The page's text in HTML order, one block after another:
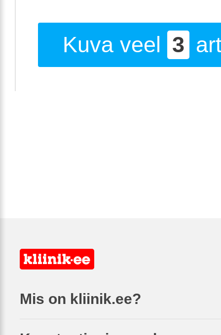
Kuva veel 3
Mis on kliinik.ee?